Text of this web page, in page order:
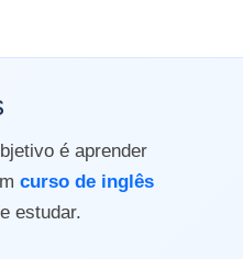
é aprender
curso de inglês
estudar.